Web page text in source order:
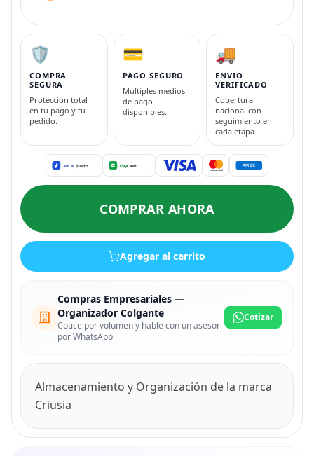
🛡️
COMPRA
SEGURA
Proteccion total
en tu pago y tu
pedido.
💳
PAGO SEGURO
Multiples medios
de pago
disponibles.
🚚
ENVIO
VERIFICADO
Cobertura
nacional con
seguimiento en
cada etapa.
COMPRAR AHORA
Agregar al carrito
Compras Empresariales —
Organizador Colgante
Cotice por volumen y hable con un asesor
por WhatsApp
Cotizar
Almacenamiento y Organización de la marca
Criusia